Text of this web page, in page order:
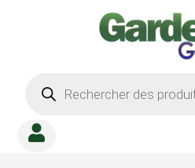
produits
